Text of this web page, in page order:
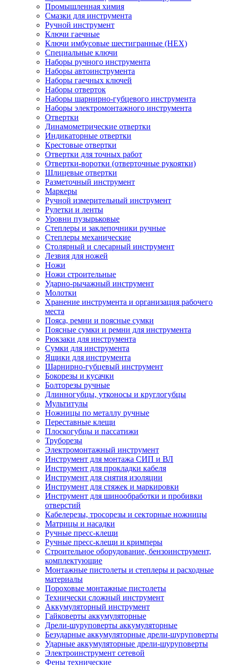
Промышленная химия
Смазки для инструмента
Ручной инструмент
Ключи гаечные
Ключи имбусовые шестигранные (HEX)
Специальные ключи
Наборы ручного инструмента
Наборы автоинструмента
Наборы гаечных ключей
Наборы отверток
Наборы шарнирно-губцевого инструмента
Наборы электромонтажного инструмента
Отвертки
Динамометрические отвертки
Индикаторные отвертки
Крестовые отвертки
Отвертки для точных работ
Отвертки-воротки (отверточные рукоятки)
Шлицевые отвертки
Разметочный инструмент
Маркеры
Ручной измерительный инструмент
Рулетки и ленты
Уровни пузырьковые
Степлеры и заклепочники ручные
Степлеры механические
Столярный и слесарный инструмент
Лезвия для ножей
Ножи
Ножи строительные
Ударно-рычажный инструмент
Молотки
Хранение инструмента и организация рабочего
места
Пояса, ремни и поясные сумки
Поясные сумки и ремни для инструмента
Рюкзаки для инструмента
Сумки для инструмента
Ящики для инструмента
Шарнирно-губцевый инструмент
Бокорезы и кусачки
Болторезы ручные
Длинногубцы, утконосы и круглогубцы
Мультитулы
Ножницы по металлу ручные
Переставные клещи
Плоскогубцы и пассатижи
Труборезы
Электромонтажный инструмент
Инструмент для монтажа СИП и ВЛ
Инструмент для прокладки кабеля
Инструмент для снятия изоляции
Инструмент для стяжек и маркировки
Инструмент для шинообработки и пробивки
отверстий
Кабелерезы, тросорезы и секторные ножницы
Матрицы и насадки
Ручные пресс-клещи
Ручные пресс-клещи и кримперы
Строительное оборудование, бензоинструмент,
комплектующие
Монтажные пистолеты и степлеры и расходные
материалы
Пороховые монтажные пистолеты
Технически сложный инструмент
Аккумуляторный инструмент
Гайковерты аккумуляторные
Дрели-шуруповерты аккумуляторные
Безударные аккумуляторные дрели-шуруповерты
Ударные аккумуляторные дрели-шуруповерты
Электроинструмент сетевой
Фены технические